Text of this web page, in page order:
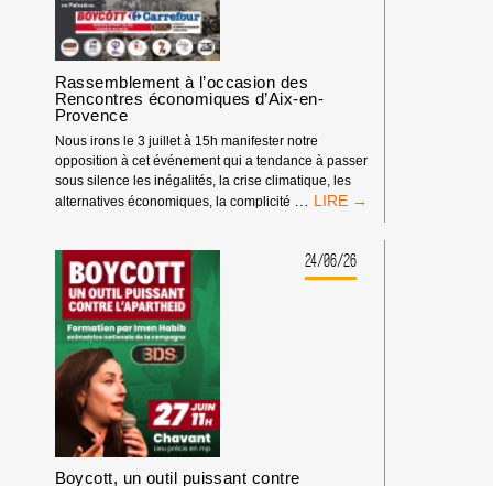
Rassemblement à l’occasion des
Rencontres économiques d’Aix-en-
Provence
Nous irons le 3 juillet à 15h manifester notre
opposition à cet événement qui a tendance à passer
sous silence les inégalités, la crise climatique, les
alternatives économiques, la complicité
RASSEMBLEMENT
L’OCCASION
DES
RENCONTRES
24/06/26
Boycott, un outil puissant contre